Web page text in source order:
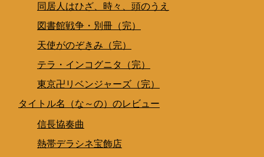
同居人はひざ、時々、頭のうえ
図書館戦争・別冊（完）
天使がのぞきみ（完）
テラ・インコグニタ（完）
東京卍リベンジャーズ（完）
タイトル名（な～の）のレビュー
信長協奏曲
熱帯デラシネ宝飾店